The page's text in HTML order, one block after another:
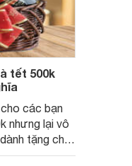
tết 500k
các bạn
nhưng lại vô
tặng cho
Cùng đón